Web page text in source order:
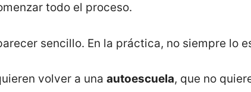
todo el proceso.
sencillo. En la práctica, no siempre lo
volver a una autoescuela, que no